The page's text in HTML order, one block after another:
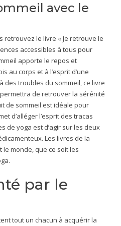
avec le
retrouvez le livre « Je retrouve le
accessibles à tous pour
apporte le repos et
au corps et à l’esprit d’une
des troubles du sommeil, ce livre
de retrouver la sérénité
de sommeil est idéale pour
d’alléger l’esprit des tracas
de yoga est d’agir sur les deux
Les livres de la
monde, que ce soit les
par le
tout un chacun à acquérir la